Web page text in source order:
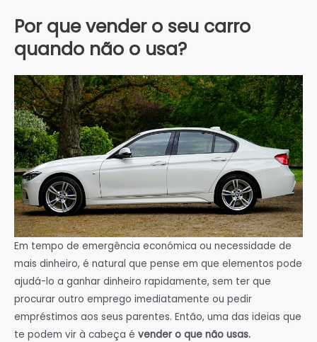
Por que vender o seu carro
quando não o usa?
Em tempo de emergência económica ou necessidade de
mais dinheiro, é natural que pense em que elementos pode
ajudá-lo a ganhar dinheiro rapidamente, sem ter que
procurar outro emprego imediatamente ou pedir
empréstimos aos seus parentes. Então, uma das ideias que
te podem vir à cabeça é vender o que não usas.